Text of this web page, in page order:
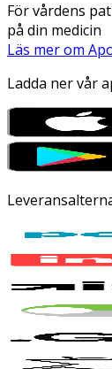
För vårdens
på din medicin
Läs mer om
Ladda ner vår